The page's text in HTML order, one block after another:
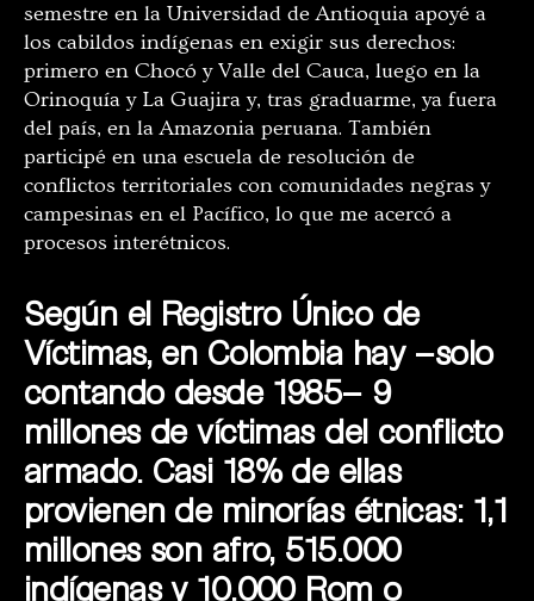
semestre en la Universidad de Antioquia apoyé a
los cabildos indígenas en exigir sus derechos:
primero en Chocó y Valle del Cauca, luego en la
Orinoquía y La Guajira y, tras graduarme, ya fuera
del país, en la Amazonia peruana. También
participé en una escuela de resolución de
conflictos territoriales con comunidades negras y
campesinas en el Pacífico, lo que me acercó a
procesos interétnicos.
Según el Registro Único de
Víctimas, en Colombia hay –solo
contando desde 1985– 9
millones de víctimas del conflicto
armado. Casi 18% de ellas
provienen de minorías étnicas: 1,1
millones son afro, 515.000
indígenas y 10.000 Rom o